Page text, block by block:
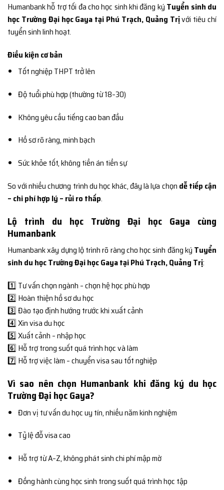
Humanbank hỗ trợ tối đa cho học sinh khi đăng ký Tuyển sinh du
học Trường Đại học Gaya tại Phú Trạch, Quảng Trịvới tiêu chí
tuyển sinh linh hoạt.
Điều kiện cơ bản
Tốt nghiệp THPT trở lên
Độ tuổi phù hợp (thường từ 18–30)
Không yêu cầu tiếng cao ban đầu
Hồ sơ rõ ràng, minh bạch
Sức khỏe tốt, không tiền án tiền sự
So với nhiều chương trình du học khác, đây là lựa chọn dễ tiếp cận
– chi phí hợp lý – rủi ro thấp.
Lộ trình du học Trường Đại học Gaya cùng
Humanbank
Humanbank xây dựng lộ trình rõ ràng cho học sinh đăng ký Tuyển
sinh du học Trường Đại học Gaya tại Phú Trạch, Quảng Trị:
1️⃣ Tư vấn chọn ngành – chọn hệ học phù hợp
2️⃣ Hoàn thiện hồ sơ du học
3️⃣ Đào tạo định hướng trước khi xuất cảnh
4️⃣ Xin visa du học
5️⃣ Xuất cảnh – nhập học
6️⃣ Hỗ trợ trong suốt quá trình học và làm
7️⃣ Hỗ trợ việc làm – chuyển visa sau tốt nghiệp
Vì sao nên chọn Humanbank khi đăng ký du học
Trường Đại học Gaya?
Đơn vị tư vấn du học uy tín, nhiều năm kinh nghiệm
Tỷ lệ đỗ visa cao
Hỗ trợ từ A–Z, không phát sinh chi phí mập mờ
Đồng hành cùng học sinh trong suốt quá trình học tập